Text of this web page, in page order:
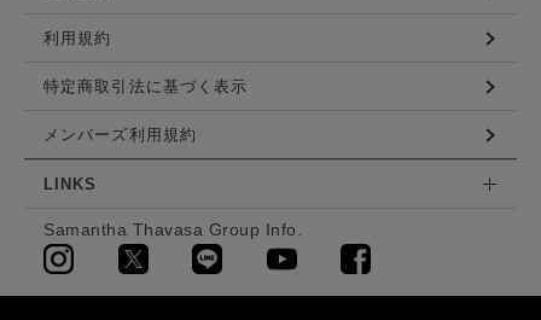
利用規約
特定商取引法に基づく表示
メンバーズ利用規約
LINKS
Samantha Thavasa Group Info.